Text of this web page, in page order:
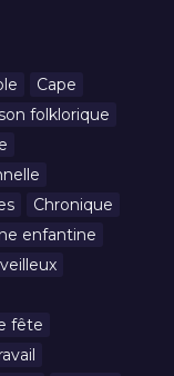
Cape
folklorique
Chronique
enfantine
fête